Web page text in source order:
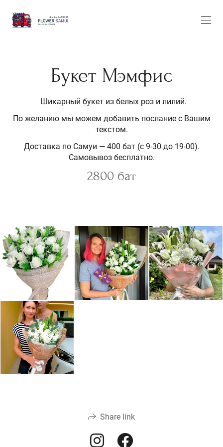
Букет Мэмфис
Шикарный букет из белых роз и лилий.
По желанию мы можем добавить послание с Вашим
текстом.
Доставка по Самуи — 400 бат (с 9-30 до 19-00).
Самовывоз бесплатно.
2800 бат
Share link